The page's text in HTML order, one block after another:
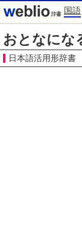
国語
おとなにな
日本語活用形辞書